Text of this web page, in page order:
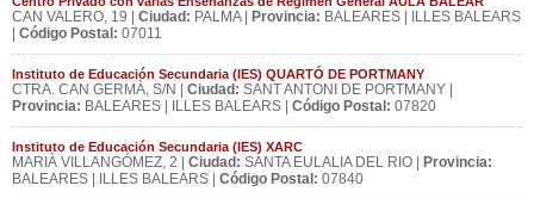
CAN VALERO, 19 | Ciudad: PALMA | Provincia: BALEARES | ILLES BALEARS
Código Postal: 07011
Instituto de Educación Secundaria (IES) QUARTÓ DE PORTMANY
CTRA. CAN GERMÀ, S/N | Ciudad: SANT ANTONI DE PORTMANY |
Provincia: BALEARES | ILLES BALEARS | Código Postal: 07820
Instituto de Educación Secundaria (IES) XARC
MARIÀ VILLANGÓMEZ, 2 | Ciudad: SANTA EULALIA DEL RIO |
Provincia:
BALEARES | ILLES BALEARS | Código Postal: 07840